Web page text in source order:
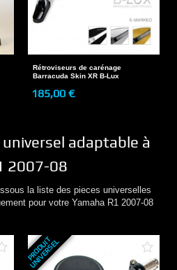
Rétroviseurs de carénage
Barracuda Skin XR B-Lux
185,00 €
universel adaptable à
2007-08
la liste des pieces universelles
pour votre Yamaha R1 2007-08
P
R
O
D
U
I
T
U
N
I
V
E
R
S
E
L